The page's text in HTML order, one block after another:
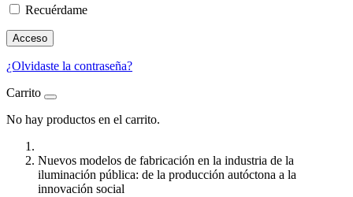
Recuérdame
Acceso
¿Olvidaste la contraseña?
Carrito
No hay productos en el carrito.
Nuevos modelos de fabricación en la industria de la
iluminación pública: de la producción autóctona a la
innovación social